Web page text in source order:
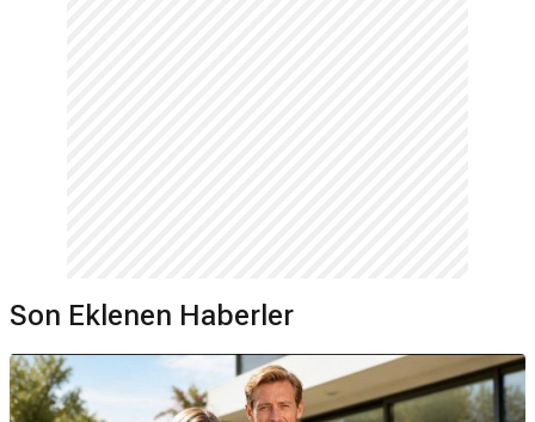
Son Eklenen Haberler